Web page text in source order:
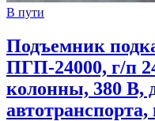
В пути
Подъемник
ПГП-24000, г/п
колонны, 380 В,
автотранспорта,